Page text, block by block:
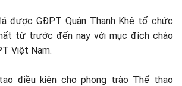
được GĐPT Quận Thanh Khê tổ chức
từ trước đến nay với mục đích chào
Việt Nam.
điều kiện cho phong trào Thể thao